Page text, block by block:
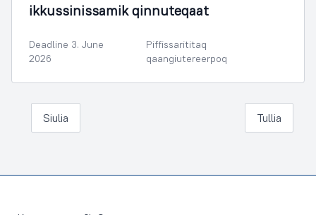
ikkussinissamik qinnuteqaat
Deadline 3. June
2026
Piffissarititaq
qaangiutereerpoq
Siulia Tullia